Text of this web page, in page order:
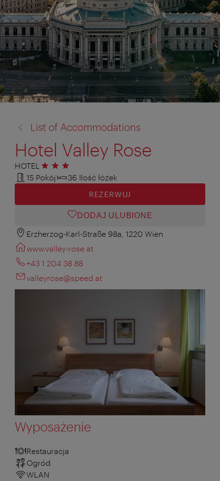
do:
List of Accommodations
Hotel Valley Rose
HOTEL 3 gwiazdki
15 Pokój
36 Ilość łóżek
REZERWUJ
DODAJ ULUBIONE
Erzherzog-Karl-Straße 98a, 1220 Wien
www.valley-rose.at
+43 1 204 38 88
valleyrose@speed.at
Wyposażenie
Restauracja
Ogród
WLAN